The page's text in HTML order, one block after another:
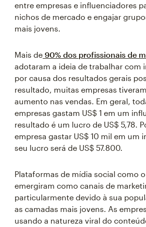
entre empresas e influenciadores
nichos de mercado e engajar
mais jovens.
Mais de 90% dos profissionais de
adotaram a ideia de trabalhar com
por causa dos resultados gerais
resultado, muitas empresas
aumento nas vendas. Em geral,
empresas gastam US$ 1 em um
resultado é um lucro de US$ 5,78.
empresa gastar US$ 10 mil em um
seu lucro será de US$ 57.800.
Plataformas de mídia social como o
emergiram como canais de
particularmente devido à sua
as camadas mais jovens. As
usando a natureza viral do